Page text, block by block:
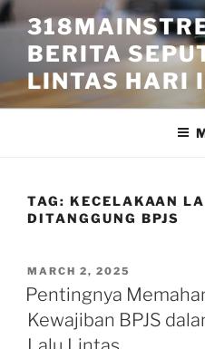
Skip
to
contentBERITA
LINTAS HARI
TAG: KECELAKAAN
DITANGGUNG BPJS
POSTED
ON
MARCH 2, 2025
Pentingnya
Kewajiban BPJS